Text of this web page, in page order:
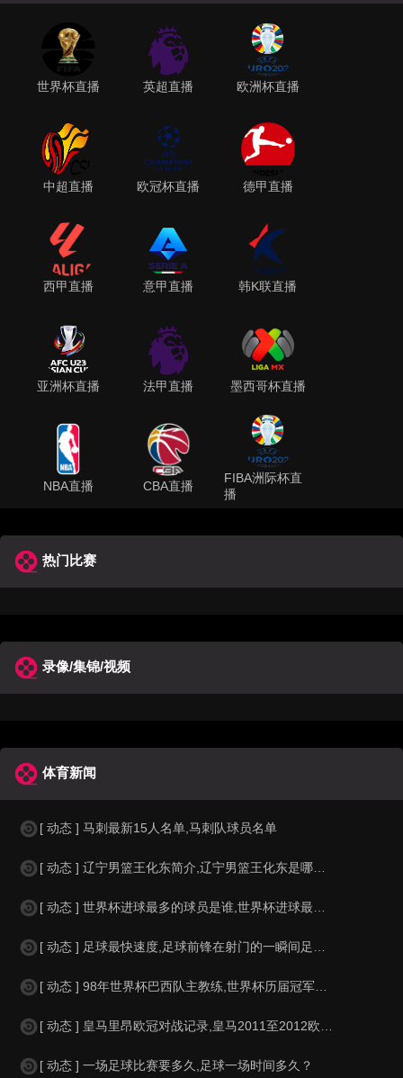
世界杯直播 英超直播 欧洲杯直播
中超直播 欧冠杯直播 德甲直播
西甲直播 意甲直播 韩K联直播
亚洲杯直播 法甲直播 墨西哥杯直播
NBA直播 CBA直播
FIBA洲际杯直
播
热门比赛
录像/集锦/视频
体育新闻
[ 动态 ] 马刺最新15人名单,马刺队球员名单
[ 动态 ] 辽宁男篮王化东简介,辽宁男篮王化东是哪里人？
[ 动态 ] 世界杯进球最多的球员是谁,世界杯进球最多的球员是谁？
[ 动态 ] 足球最快速度,足球前锋在射门的一瞬间足球的速度有多快？？
[ 动态 ] 98年世界杯巴西队主教练,世界杯历届冠军球队教练
[ 动态 ] 皇马里昂欧冠对战记录,皇马2011至2012欧冠赛程&nbs
[ 动态 ] 一场足球比赛要多久,足球一场时间多久？